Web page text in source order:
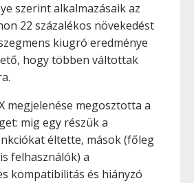
szerint alkalmazásaik az
22 százalékos növekedést
kiugró eredménye
hogy többen váltottak
megjelenése megosztotta a
mig egy részük a
éltette, mások (főleg
felhasználók) a
kompatibilitás és hiányzó